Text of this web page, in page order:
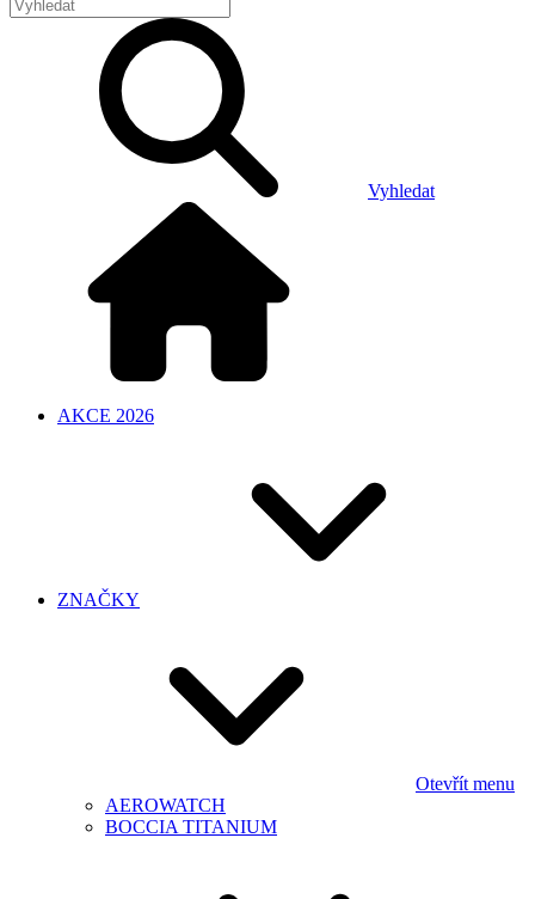
Vyhledat
AKCE 2026
ZNAČKY
Otevřít menu
AEROWATCH
BOCCIA TITANIUM